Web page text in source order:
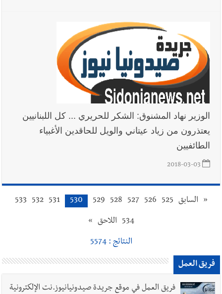
الوزير نهاد المشنوق: الشكر للحريري ... كل اللبنانيين
يعتذرون من زياد عيتاني والويل للحاقدين الأغبياء
الطائفيين
2018-03-03
« السابق 525
526
527
528
529
530
531
532
533
534 اللاحق »
النتائج : 5574
فريق العمل
فريق العمل في موقع جريدة صيدونيانيوز.نت الإلكترونية